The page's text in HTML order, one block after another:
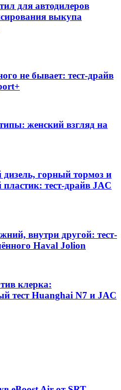
для автодилеров
выкупа
не бывает: тест-драйв
женский взгляд на
горный тормоз и
тест-драйв JAC
внутри другой: тест-
Haval Jolion
клерка:
тест Huanghai N7 и JAC